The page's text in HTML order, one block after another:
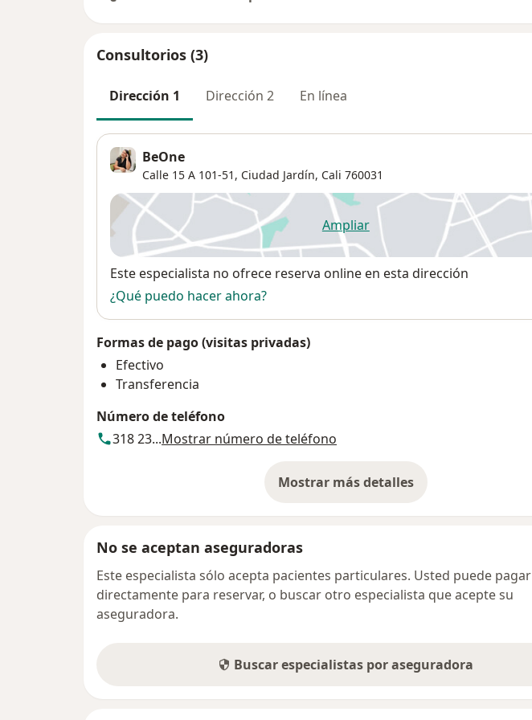
Consultorios (3)
Dirección 1 Dirección 2 En línea
BeOne
Calle 15 A 101-51, Ciudad Jardín, Cali 760031
Ampliarse abre en una nueva pestaña
Disponibilidad
Este especialista no ofrece reserva online en esta dirección
¿Qué puedo hacer ahora?
Formas de pago (visitas privadas)
Efectivo
Transferencia
Número de teléfono
318 23...Mostrar número de teléfono
Mostrar más detalles
sobre la dirección
No se aceptan aseguradoras
Este especialista sólo acepta pacientes particulares. Usted puede pagar
directamente para reservar, o buscar otro especialista que acepte su
aseguradora.
Buscar especialistas por aseguradora